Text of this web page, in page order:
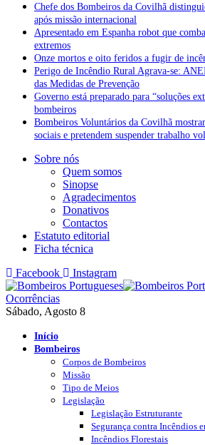
Chefe dos Bombeiros da Covilhã
após missão internacional
Apresentado em Espanha robot que
extremos
Onze mortos e oito feridos a fugir de
Perigo de Incêndio Rural Agrava-se:
das Medidas de Prevenção
Governo está preparado para “soluções
bombeiros
Bombeiros Voluntários da Covilhã
sociais e pretendem suspender trabalho
Sobre nós
Quem somos
Sinopse
Agradecimentos
Donativos
Contactos
Estatuto editorial
Ficha técnica
Facebook
Instagram
Ocorrências
Sábado, Agosto 8
Início
Bombeiros
Corpos de Bombeiros
Missão
Tipo de Meios
Legislação
Legislação Estruturante
Segurança contra Incêndios
Incêndios Florestais